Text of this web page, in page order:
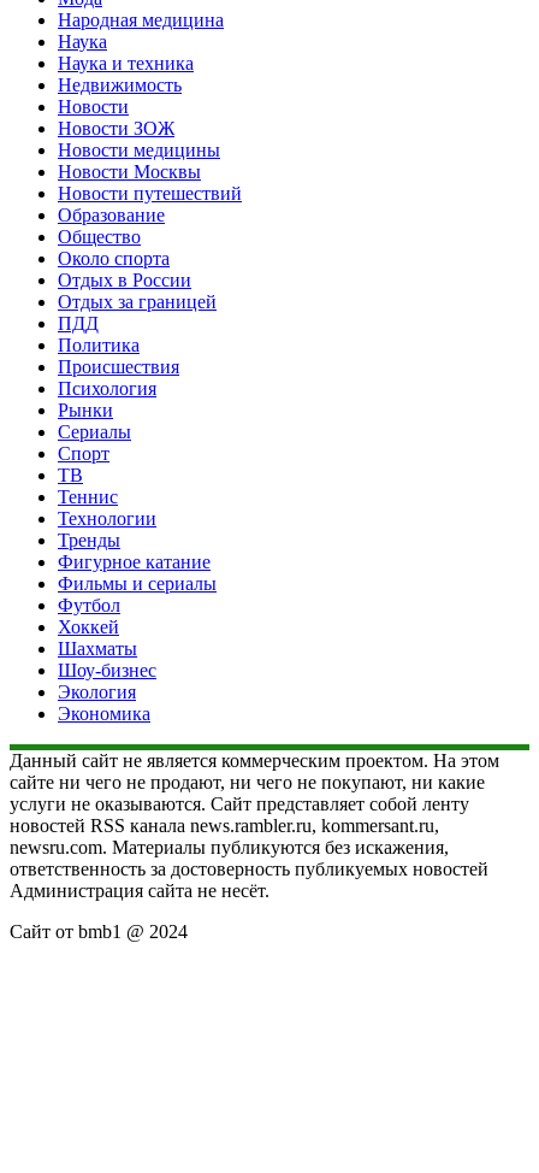
Народная медицина
Наука
Наука и техника
Недвижимость
Новости
Новости ЗОЖ
Новости медицины
Новости Москвы
Новости путешествий
Образование
Общество
Около спорта
Отдых в России
Отдых за границей
ПДД
Политика
Происшествия
Психология
Рынки
Сериалы
Спорт
ТВ
Теннис
Технологии
Тренды
Фигурное катание
Фильмы и сериалы
Футбол
Хоккей
Шахматы
Шоу-бизнес
Экология
Экономика
Данный сайт не является коммерческим проектом. На этом
сайте ни чего не продают, ни чего не покупают, ни какие
услуги не оказываются. Сайт представляет собой ленту
новостей RSS канала news.rambler.ru, kommersant.ru,
newsru.com. Материалы публикуются без искажения,
ответственность за достоверность публикуемых новостей
Администрация сайта не несёт.
Сайт от bmb1 @ 2024